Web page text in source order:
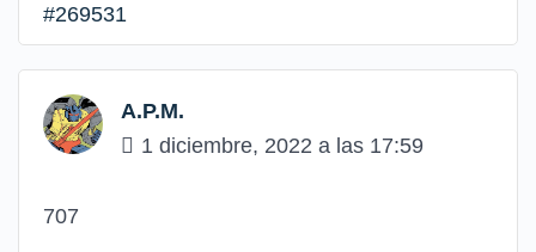
#269531
A.P.M.
1 diciembre, 2022 a las 17:59
707